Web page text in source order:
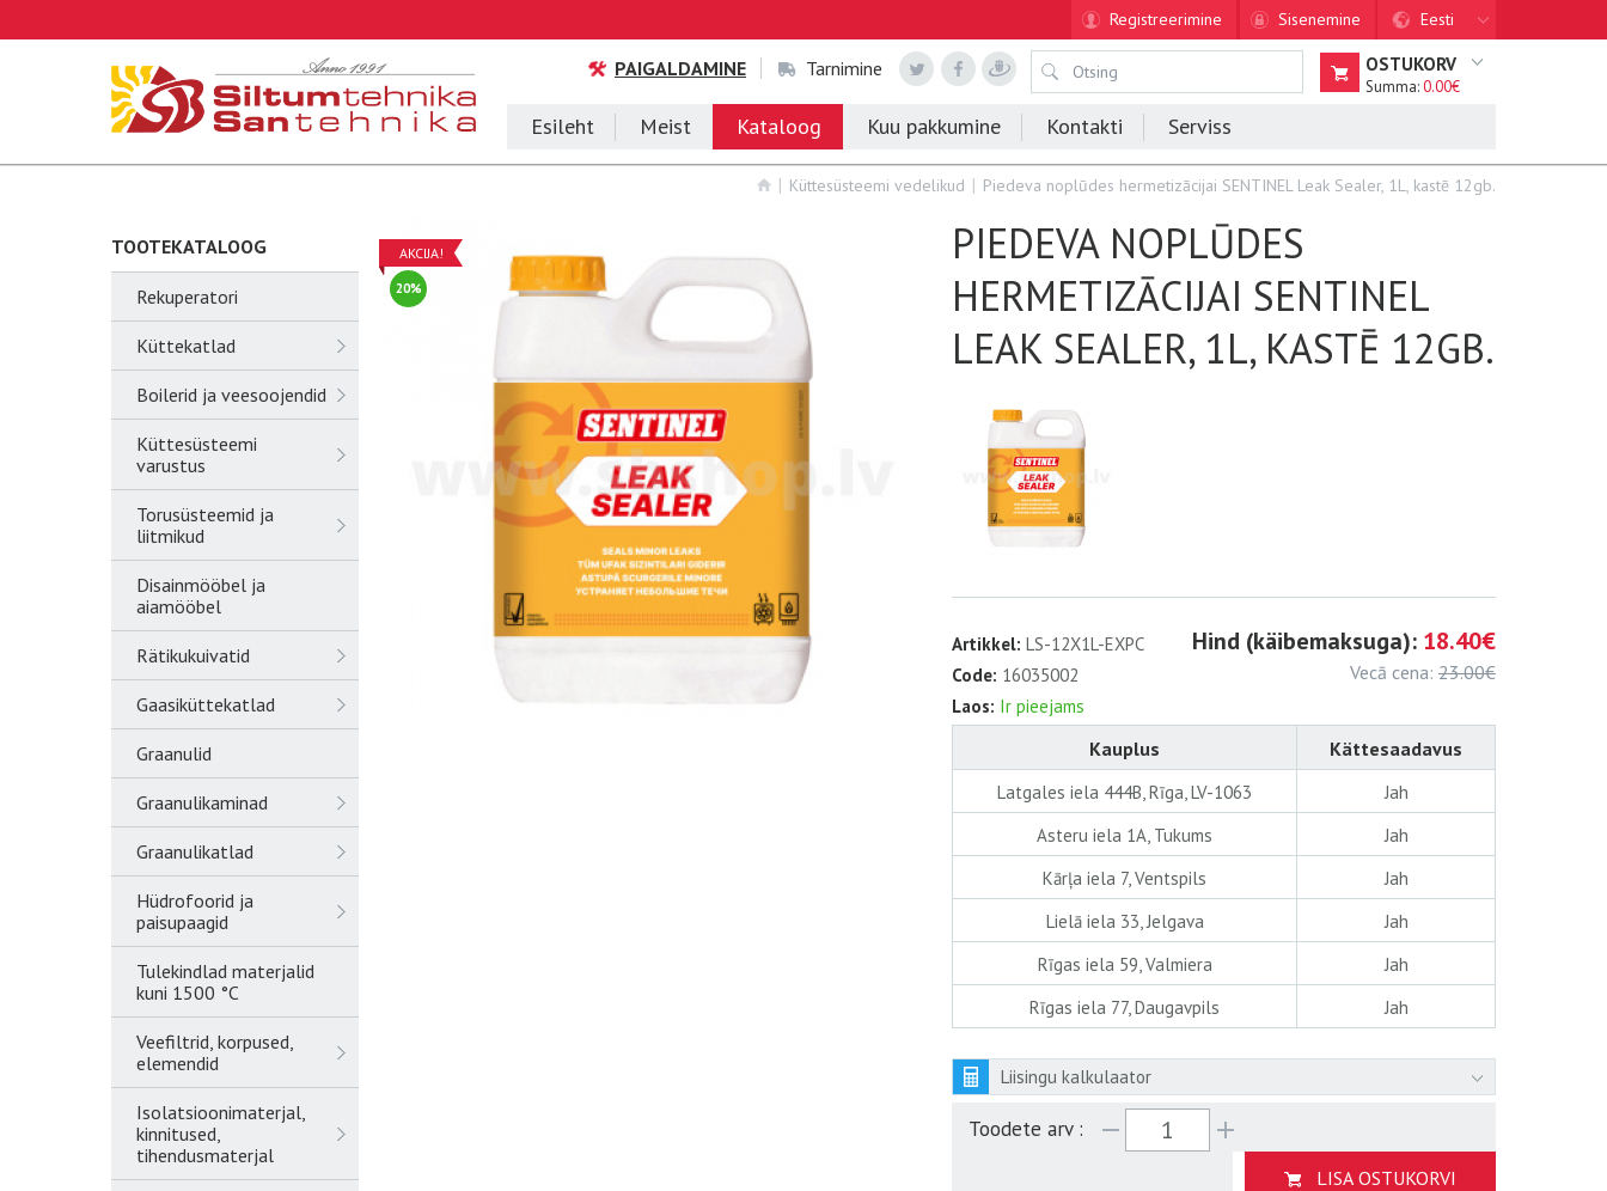
Registreerimine Sisenemine Eesti
PAIGALDAMINE Tarnimine OSTUKORV
Summa:0.00€
Esileht Meist Kataloog Kuu pakkumine Kontakti Serviss
Küttesüsteemi vedelikud Piedeva noplūdes hermetizācijai SENTINEL Leak Sealer, 1L, kastē 12gb.
TOOTEKATALOOG
Rekuperatori
Küttekatlad
Boilerid ja veesoojendid
Küttesüsteemi
varustus
Torusüsteemid ja
liitmikud
Disainmööbel ja
aiamööbel
Rätikukuivatid
Gaasiküttekatlad
Graanulid
Graanulikaminad
Graanulikatlad
Hüdrofoorid ja
paisupaagid
Tulekindlad materjalid
kuni 1500 °C
Veefiltrid, korpused,
elemendid
Isolatsioonimaterjal,
kinnitused,
tihendusmaterjal
PIEDEVA NOPLŪDES
HERMETIZĀCIJAI SENTINEL
LEAK SEALER, 1L, KASTĒ 12GB.
AKCIJA!
20%
Artikkel: LS-12X1L-EXPC
Code: 16035002
Laos: Ir pieejams
Hind (käibemaksuga): 18.40€
Vecā cena: 23.00€
Kauplus Kättesaadavus
Latgales iela 444B, Rīga, LV-1063
Jah
Asteru iela 1A, Tukums
Jah
Kārļa iela 7, Ventspils
Jah
Lielā iela 33, Jelgava
Jah
Rīgas iela 59, Valmiera
Jah
Rīgas iela 77, Daugavpils
Jah
Liisingu kalkulaator
Toodete arv :
LISA OSTUKORVI